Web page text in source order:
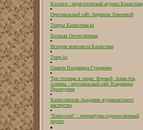
Коллеги - педагогический журнал Казахстана
Персональный сайт Людмилы Енисеевой
Театры Казахстана.kz
Великая Отечественная
История комсомола Казахстана
Театр.kz
Памяти Владимира Гундарева
Три столицы в лицах: Верный, Алма-Ата,
Алматы - персональный сайт Владимира
Проскурина
Казахстанская Академия журналистского
мастерства
"Книголюб" - литературно-художественный
портал